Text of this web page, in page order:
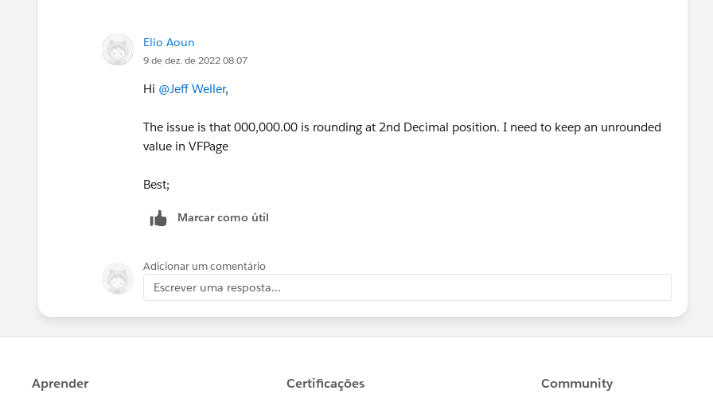
Elio Aoun
9 de dez. de 2022 08:07
Hi @Jeff Weller,
The issue is that 000,000.00 is rounding at 2nd Decimal position. I need to keep an unrounded
value in VFPage
Best;
Marcar como útil
Adicionar um comentário
Escrever uma resposta...